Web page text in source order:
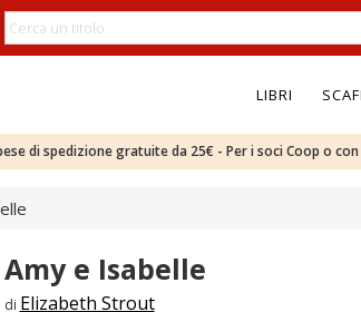
LIBRI
di spedizione gratuite da 25€ - Per i soci Coop o
Amy e Isabelle
di Elizabeth Strout